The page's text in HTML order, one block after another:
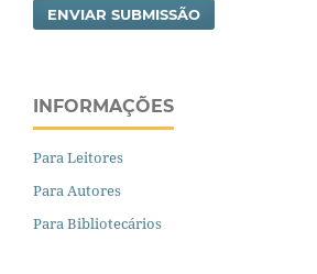
ENVIAR SUBMISSÃO
INFORMAÇÕES
Para Leitores
Para Autores
Para Bibliotecários